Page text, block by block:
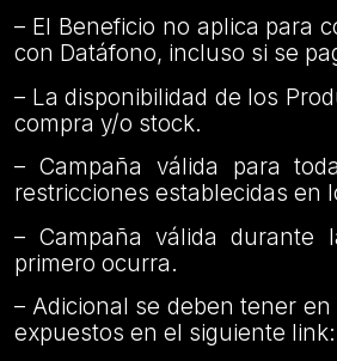
– El Beneficio no aplica para
con Datáfono, incluso si se
– La disponibilidad de los
compra y/o stock.
– Campaña válida para
restricciones establecidas en
– Campaña válida durante
primero ocurra.
– Adicional se deben tener
expuestos en el siguiente link: